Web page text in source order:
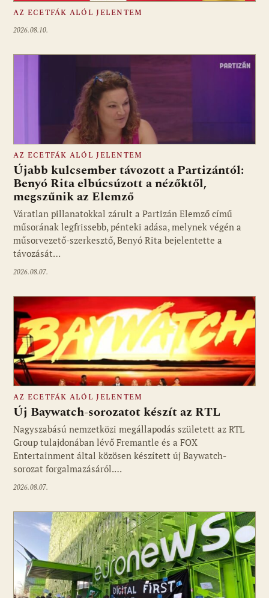
AZ ECETFÁK ALÓL JELENTEM
2026.08.10.
Fotó: media1.hu
AZ ECETFÁK ALÓL JELENTEM
Újabb kulcsember távozott a Partizántól:
Benyó Rita elbúcsúzott a nézőktől,
megszűnik az Elemző
Váratlan pillanatokkal zárult a Partizán Elemző című
műsorának legfrissebb, pénteki adása, melynek végén a
műsorvezető-szerkesztő, Benyó Rita bejelentette a
távozását…
2026.08.07.
Fotó: media1.hu
AZ ECETFÁK ALÓL JELENTEM
Új Baywatch-sorozatot készít az RTL
Nagyszabású nemzetközi megállapodás született az RTL
Group tulajdonában lévő Fremantle és a FOX
Entertainment által közösen készített új Baywatch-
sorozat forgalmazásáról.…
2026.08.07.